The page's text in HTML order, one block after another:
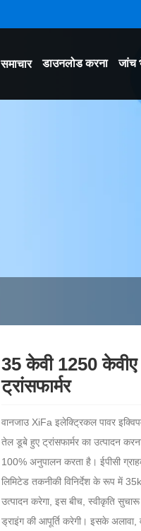
समाचार डाउनलोड करना जांच
35 केवी 1250
ट्रांसफार्मर
वानजाउ XiFa इलेक्ट्रिकल पावर
तेल डूबे हुए ट्रांसफार्मर का उत्पादन
100% अनुपालन करता है। ईपीसी
लिमिटेड तकनीकी विनिर्देश के रूप में
उत्पादन करेगा, इस बीच, स्वीकृति
ड्राइंग की आपूर्ति करेगी। इसके